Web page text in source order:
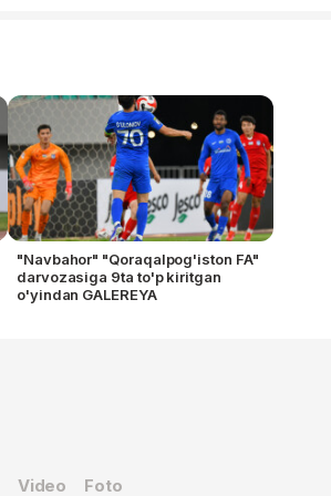
"Navbahor" "Qoraqalpog'iston FA"
darvozasiga 9ta to'p kiritgan
o'yindan GALEREYA
Video Foto